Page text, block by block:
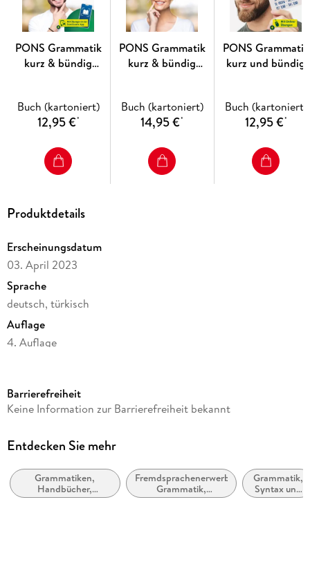
PONS Grammatik
kurz & bündig
Buch (kartoniert)
12,95 €*
PONS Grammatik
kurz & bündig
Buch (kartoniert)
14,95 €*
PONS Grammatik
kurz und bündig
Buch (kartoniert)
12,95 €*
Produktdetails
Erscheinungsdatum
03. April 2023
Sprache
deutsch, türkisch
Auflage
4. Auflage
Altersempfehlung
Reihe
Verlag/Hersteller
Pons Langenscheidt GmbH
Barrierefreiheit
Keine Information zur Barrierefreiheit bekannt
Entdecken Sie mehr
Grammatiken,
Handbücher,
Referenzgrammatiken
Fremdsprachenerwerb:
Grammatik,
Wortschatz,
Grammatik,
Syntax und
Morphologie